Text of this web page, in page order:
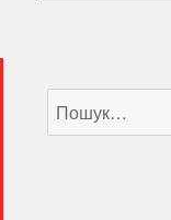
за
запитом: